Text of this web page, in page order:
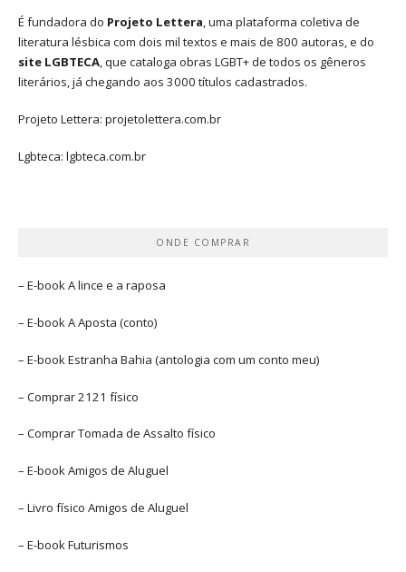
É fundadora do Projeto Lettera, uma plataforma coletiva de
literatura lésbica com dois mil textos e mais de 800 autoras, e do
site LGBTECA, que cataloga obras LGBT+ de todos os gêneros
literários, já chegando aos 3000 títulos cadastrados.
Projeto Lettera: projetolettera.com.br
Lgbteca: lgbteca.com.br
ONDE COMPRAR
– E-bookA lince e a raposa
– E-bookA Aposta (conto)
– E-bookEstranha Bahia (antologia com um conto meu)
– Comprar2121 físico
– ComprarTomada de Assalto físico
– E-bookAmigos de Aluguel
– Livro físico Amigos de Aluguel
– E-bookFuturismos